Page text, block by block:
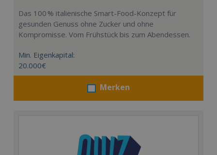
Das 100 % italienische Smart-Food-Konzept für
gesunden Genuss ohne Zucker und ohne
Kompromisse. Vom Frühstück bis zum Abendessen.
Min. Eigenkapital:
20.000€
Merken